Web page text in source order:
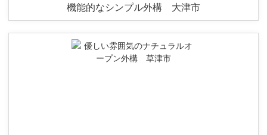
機能的なシンプル外構 大津市